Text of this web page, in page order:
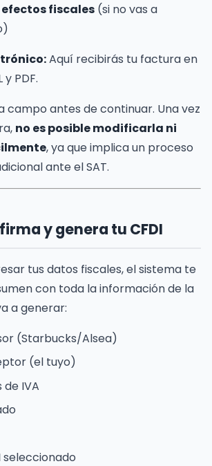
efectos fiscales (si no vas a
Aquí recibirás tu factura en
PDF.
campo antes de continuar. Una vez
no es posible modificarla ni
, ya que implica un proceso
ante el SAT.
y genera tu CFDI
tus datos fiscales, el sistema te
con toda la información de la
a generar:
(Starbucks/Alsea)
(el tuyo)
IVA
seleccionado